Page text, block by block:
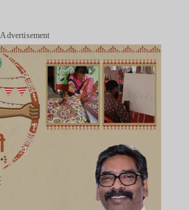
Advertisement